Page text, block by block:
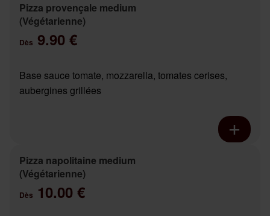
Pizza provençale medium
(Végétarienne)
Dès 9.90 €
Base sauce tomate, mozzarella, tomates cerises,
aubergines grillées
Pizza napolitaine medium
(Végétarienne)
Dès 10.00 €